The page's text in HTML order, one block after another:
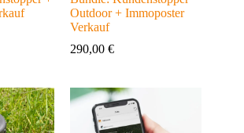
Outdoor + Immoposter
Verkauf
290,00€